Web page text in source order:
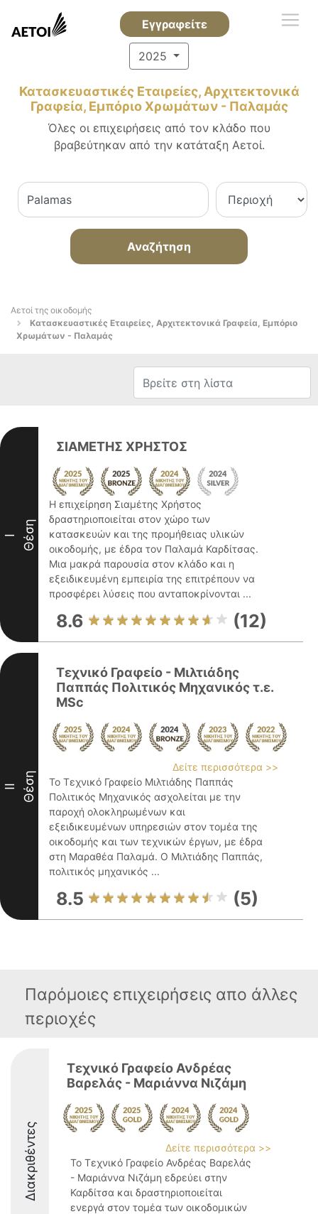
Εγγραφείτε
2025
Κατασκευαστικές Εταιρείες, Αρχιτεκτονικά
Γραφεία, Εμπόριο Χρωμάτων - Παλαμάς
Όλες οι επιχειρήσεις από τον κλάδο που
βραβεύτηκαν από την κατάταξη Αετοί.
Αναζήτηση
Αετοί της οικοδομής
Κατασκευαστικές Εταιρείες, Αρχιτεκτονικά Γραφεία, Εμπόριο
Χρωμάτων - Παλαμάς
I Θέση
ΣΙΑΜΕΤΗΣ ΧΡΗΣΤΟΣ
Η επιχείρηση Σιαμέτης Χρήστος
δραστηριοποιείται στον χώρο των
κατασκευών και της προμήθειας υλικών
οικοδομής, με έδρα τον Παλαμά Καρδίτσας.
Μια μακρά παρουσία στον κλάδο και η
εξειδικευμένη εμπειρία της επιτρέπουν να
προσφέρει λύσεις που ανταποκρίνονται ...
8.6 (12)
II Θέση
Τεχνικό Γραφείο - Μιλτιάδης
Παππάς Πολιτικός Μηχανικός τ.ε.
MSc
Δείτε περισσότερα >>
Το Τεχνικό Γραφείο Μιλτιάδης Παππάς
Πολιτικός Μηχανικός ασχολείται με την
παροχή ολοκληρωμένων και
εξειδικευμένων υπηρεσιών στον τομέα της
οικοδομής και των τεχνικών έργων, με έδρα
στη Μαραθέα Παλαμά. Ο Μιλτιάδης Παππάς,
πολιτικός μηχανικός ...
8.5 (5)
Παρόμοιες επιχειρήσεις απο άλλες
περιοχές
Διακριθέντες
Τεχνικό Γραφείο Ανδρέας
Βαρελάς - Μαριάννα Νιζάμη
Δείτε περισσότερα >>
Το Τεχνικό Γραφείο Ανδρέας Βαρελάς
- Μαριάννα Νιζάμη εδρεύει στην
Καρδίτσα και δραστηριοποιείται
ενεργά στον τομέα των οικοδομικών